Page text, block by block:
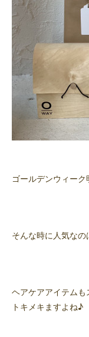
ゴールデンウィーク
そんな時に人気な
ヘアケアアイテム
トキメキますよね♪